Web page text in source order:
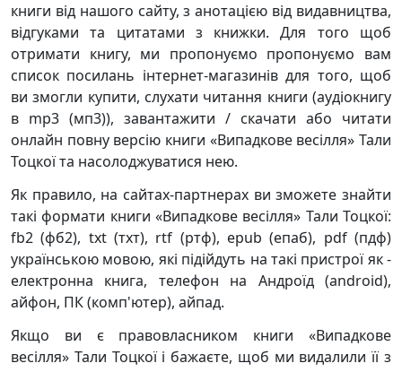
книги від нашого сайту, з анотацією від видавництва,
відгуками та цитатами з книжки. Для того щоб
отримати книгу, ми пропонуємо пропонуємо вам
список посилань інтернет-магазинів для того, щоб
ви змогли купити, слухати читання книги (аудіокнигу
в mp3 (мп3)), завантажити / скачати або читати
онлайн повну версію книги «Випадкове весілля» Тали
Тоцкої та насолоджуватися нею.
Як правило, на сайтах-партнерах ви зможете знайти
такі формати книги «Випадкове весілля» Тали Тоцкої:
fb2 (фб2), txt (тхт), rtf (ртф), epub (епаб), pdf (пдф)
українською мовою, які підійдуть на такі пристрої як -
електронна книга, телефон на Андроїд (android),
айфон, ПК (комп'ютер), айпад.
Якщо ви є правовласником книги «Випадкове
весілля» Тали Тоцкої і бажаєте, щоб ми видалили її з